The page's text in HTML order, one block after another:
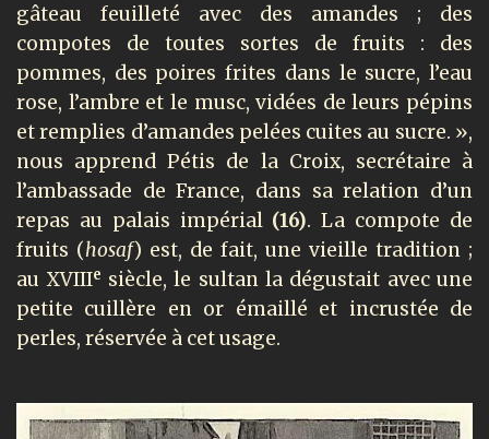
gâteau feuilleté avec des amandes ; des
compotes de toutes sortes de fruits : des
pommes, des poires frites dans le sucre, l’eau
rose, l’ambre et le musc, vidées de leurs pépins
et remplies d’amandes pelées cuites au sucre. »,
nous apprend Pétis de la Croix, secrétaire à
l’ambassade de France, dans sa relation d’un
repas au palais impérial (16). La compote de
fruits (hosaf) est, de fait, une vieille tradition ;
au XVIIIe siècle, le sultan la dégustait avec une
petite cuillère en or émaillé et incrustée de
perles, réservée à cet usage.